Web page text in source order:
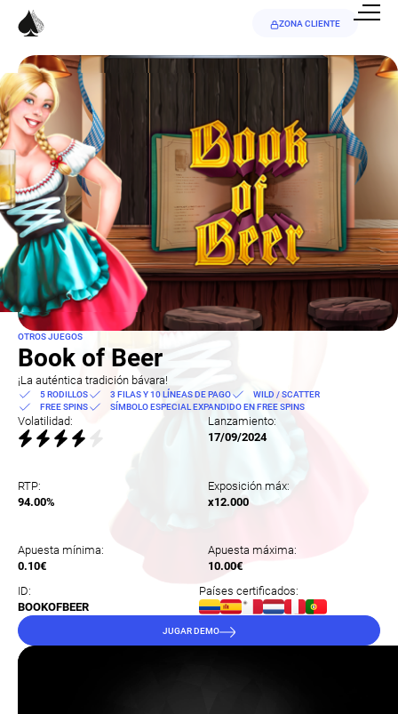
ZONA CLIENTE
OTROS JUEGOS
Book of Beer
¡La auténtica tradición bávara!
5 RODILLOS 3 FILAS Y 10 LÍNEAS DE PAGO
WILD / SCATTER
FREE SPINS
SÍMBOLO ESPECIAL EXPANDIDO EN FREE SPINS
Volatilidad:
Lanzamiento:
17/09/2024
RTP:
94.00%
Exposición máx:
x12.000
Apuesta mínima:
0.10€
Apuesta máxima:
10.00€
ID:
BOOKOFBEER
Países certificados:
JUGAR DEMO